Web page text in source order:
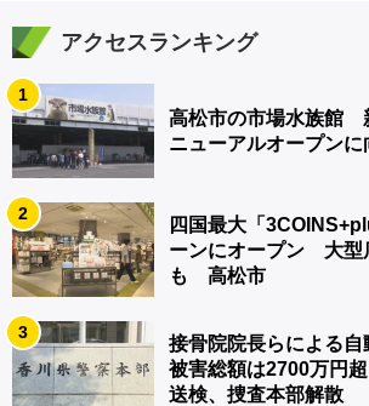
アクセスランキング
1
高松市の市場水族館
ニューアルオープン
2
四国最大「
ーンにオープン 大型
も 高松市
3
接骨院院長らによる
被害総額は2700万円
送検、捜査本部解散